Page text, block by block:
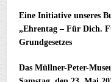
Eine Initiative unseres
„Ehrentag – Für Dich.
Grundgesetzes
Das Müllner-Peter-